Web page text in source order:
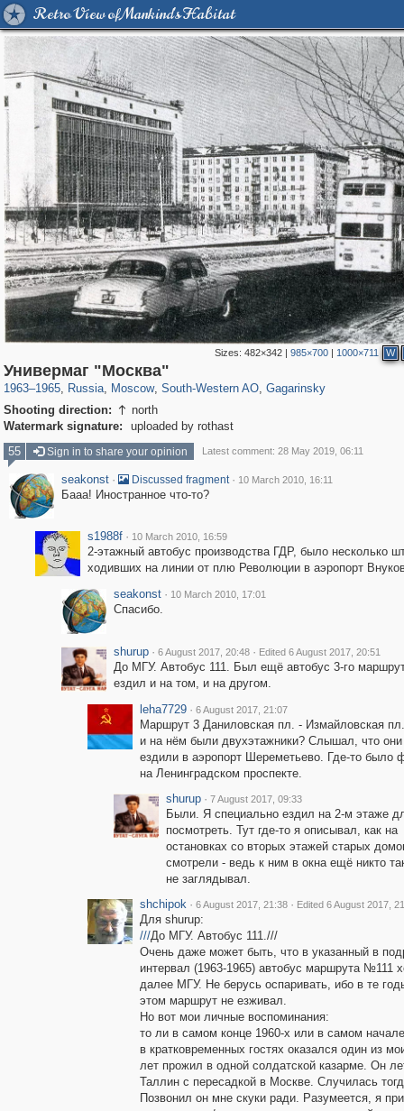
Retro View of Mankind's Habitat
Sizes:482×342 |985×700 | 1000×711 W
Универмаг "Москва"
1963–1965, Russia
1,406,871 29,248
, Moscow
319,861 8,286
, South-Western AO
12,415
, Gagarinsky
Shooting direction:  north
Watermark signature:
uploaded by rothast
55
Sign in to share your opinion Latest comment: 28 May 2019, 06:11
seakonst · Discussed fragment · 10 March 2010, 16:11
Бааа! Иностранное что-то?
s1988f · 10 March 2010, 16:59
2-этажный автобус производства ГДР, было несколько
ходивших на линии от плю Революции в аэропорт
seakonst · 10 March 2010, 17:01
Спасибо.
shurup · 6 August 2017, 20:48 · Edited 6 August 2017, 20:51
До МГУ. Автобус 111. Был ещё автобус 3-го
ездил и на том, и на другом.
leha7729 · 6 August 2017, 21:07
Маршрут 3 Даниловская пл. - Измайловская
и на нём были двухэтажники? Слышал, что
ездили в аэропорт Шереметьево. Где-то было
на Ленинградском проспекте.
shurup · 7 August 2017, 09:33
Были. Я специально ездил на 2-м этаже
посмотреть. Тут где-то я описывал, как на
остановках со вторых этажей старых
смотрели - ведь к ним в окна ещё никто
не заглядывал.
shchipok · 6 August 2017, 21:38 · Edited 6 August 2017,
Для shurup:
///До МГУ. Автобус 111.///
Очень даже может быть, что в указанный в
интервал (1963-1965) автобус маршрута №111
далее МГУ. Не берусь оспаривать, ибо в те
этом маршрут не езживал.
Но вот мои личные воспоминания:
то ли в самом конце 1960-х или в самом
в кратковременных гостях оказался один из
лет прожил в одной солдатской казарме. Он
Таллин с пересадкой в Москве. Случилась
Позвонил он мне скуки ради. Разумеется, я